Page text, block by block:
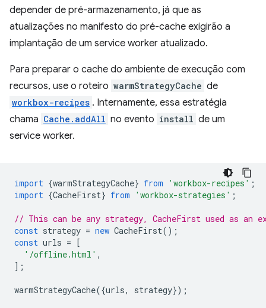
depender de pré-armazenamento, já que as
atualizações no manifesto do pré-cache exigirão a
implantação de um service worker atualizado.
Para preparar o cache do ambiente de execução com
recursos, use o roteiro warmStrategyCache de
workbox-recipes . Internamente, essa estratégia
chama Cache.addAll no evento install de um
service worker.
import {warmStrategyCache} from 'workbox-recipes' ;
import {CacheFirst} from 'workbox-strategies' ;
// This can be any strategy, CacheFirst used as an
const strategy = new CacheFirst();
const urls = [
'/offline.html' ,
];
warmStrategyCache({urls, strategy});